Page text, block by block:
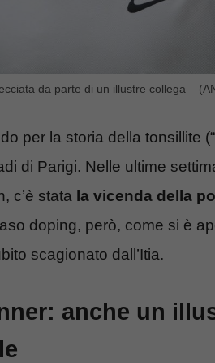
da parte di un illustre collega –
per la storia della tonsillite
di Parigi. Nelle ultime
c’è stata la vicenda della
doping, però, come si è
scagionato dall’Itia.
anche un